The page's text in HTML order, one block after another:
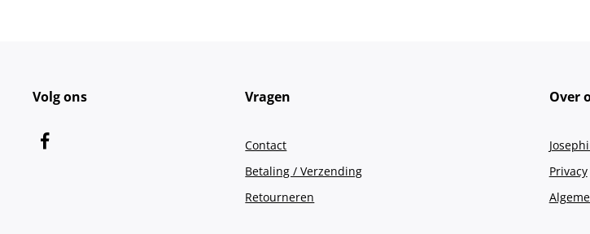
Volg ons Vragen
Contact
Betaling / Verzending
Retourneren
Over
Privacy